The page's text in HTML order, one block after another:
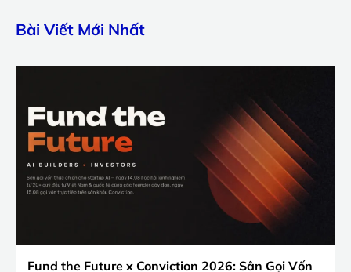
Bài Viết Mới Nhất
Fund the Future x Conviction 2026: Sân Gọi Vốn